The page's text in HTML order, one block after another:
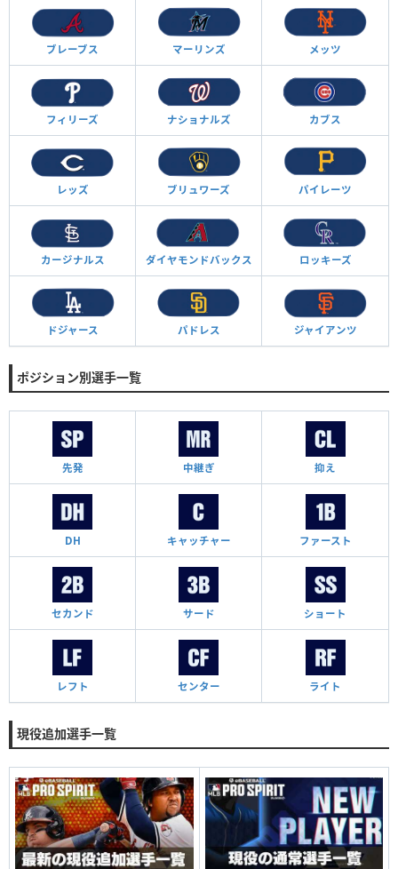
ブレーブス マーリンズ メッツ
フィリーズ ナショナルズ カブス
レッズ ブリュワーズ パイレーツ
カージナルス ダイヤモンドバックス ロッキーズ
ドジャース パドレス ジャイアンツ
ポジション別選手一覧
先発 中継ぎ 抑え
DH キャッチャー ファースト
セカンド サード ショート
レフト センター ライト
現役追加選手一覧